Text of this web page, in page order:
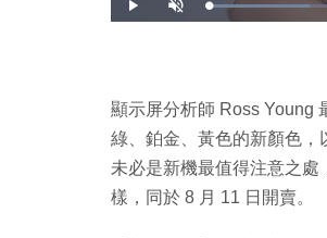
播
放
開
啟
載
入
5
%
顯示屏分析師 Ross Young
綠、鉑金、黃色的新顏色
未必是新機最值得注意之
樣，同於 8 月 11 日開賣。